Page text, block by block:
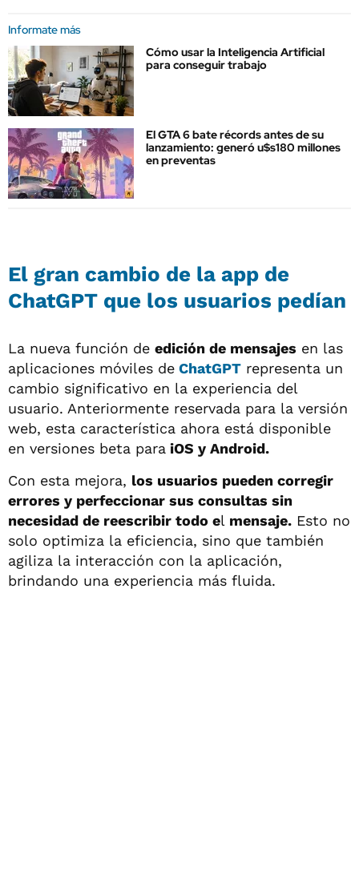
Informate más
Cómo usar la Inteligencia Artificial
para conseguir trabajo
El GTA 6 bate récords antes de su
lanzamiento: generó u$s180 millones
en preventas
El gran cambio de la app de
ChatGPT que los usuarios pedían
La nueva función de edición de mensajes en las
aplicaciones móviles de ChatGPT representa un
cambio significativo en la experiencia del
usuario. Anteriormente reservada para la versión
web, esta característica ahora está disponible
en versiones beta para iOS y Android.
Con esta mejora, los usuarios pueden corregir
errores y perfeccionar sus consultas sin
necesidad de reescribir todo el mensaje. Esto no
solo optimiza la eficiencia, sino que también
agiliza la interacción con la aplicación,
brindando una experiencia más fluida.